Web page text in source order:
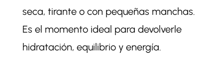
seca, tirante o con pequeñas manchas.
Es el momento ideal para devolverle
hidratación, equilibrio y energía.